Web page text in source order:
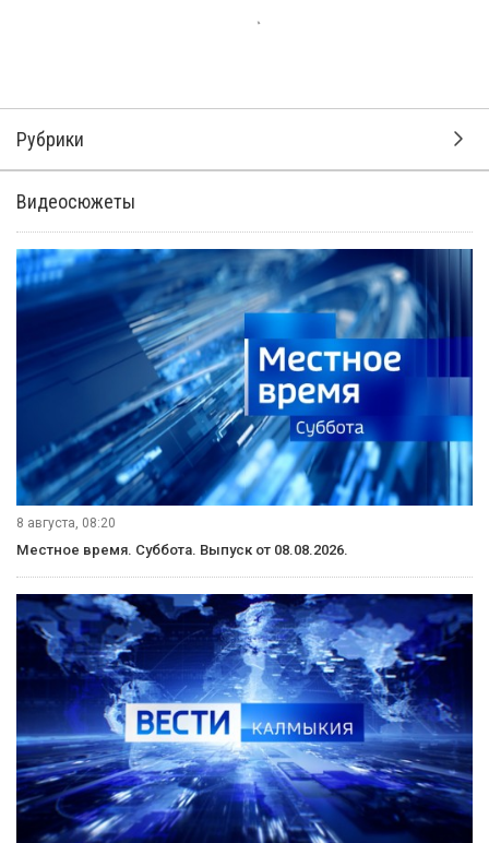
Рубрики
Видеосюжеты
8 августа, 08:20
Местное время. Суббота. Выпуск от 08.08.2026.